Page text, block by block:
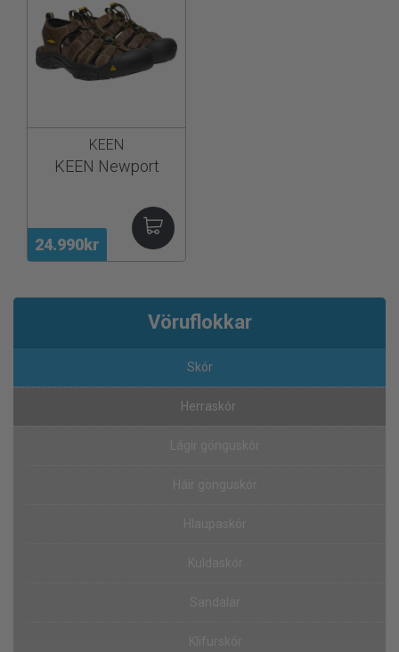
24.990kr
KEEN
KEEN Newport
Vöruflokkar
Skór
Herraskór